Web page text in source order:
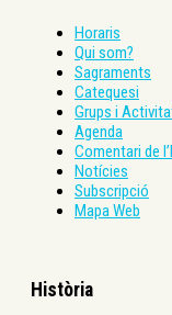
Horaris
Qui som?
Sagraments
Catequesi
Grups i
Agenda
Comentari de
Notícies
Subscripció
Mapa Web
Història